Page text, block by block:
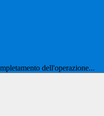
dell'operazione...